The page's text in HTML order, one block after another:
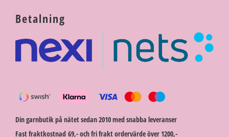
Betalning
Din garnbutik på nätet sedan 2010 med snabba leveranser
Fast fraktkostnad 69,- och fri frakt ordervärde över 1200,-